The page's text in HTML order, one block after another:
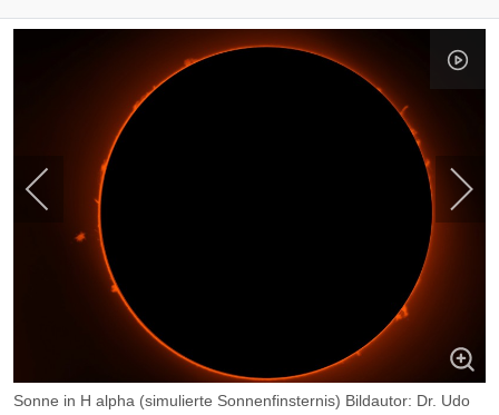
Sonne in H alpha (simulierte Sonnenfinsternis) Bildautor: Dr. Udo